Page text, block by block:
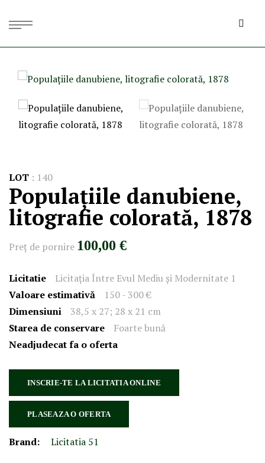
LOT : 140
Populațiile danubiene,
litografie colorată, 1878
Preţ de pornire 100,00 €
Licitatie
Licitația Între Evul Mediu și Modernitate 1
Valoare estimativă
150 - 300 €
Dimensiuni
38,5 x 27; 28 x 21 cm
Starea de conservare
Foarte bună
Neadjudecat fa o oferta
INSCRIE-TE LA LICITATIA ONLINE
PLASEAZA O OFERTA
Brand: Licitatia 51